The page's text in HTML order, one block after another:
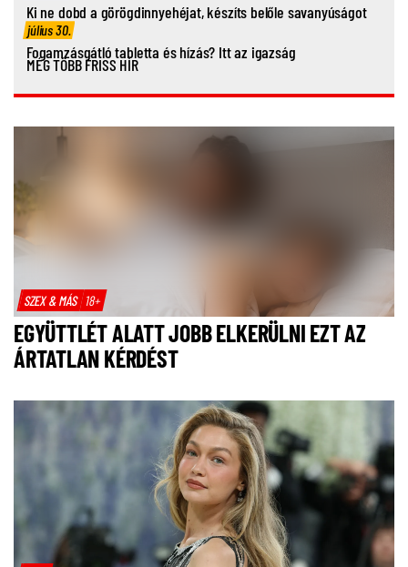
Ki ne dobd a görögdinnyehéjat, készíts belőle savanyúságot
július 30.
Fogamzásgátló tabletta és hízás? Itt az igazság
MÉG TÖBB FRISS HÍR
SZEX & MÁS 18+
EGYÜTTLÉT ALATT JOBB ELKERÜLNI EZT AZ
ÁRTATLAN KÉRDÉST